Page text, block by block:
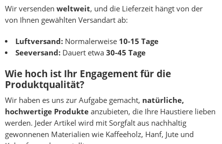
Wir versenden weltweit, und die Lieferzeit hängt von der
von Ihnen gewählten Versandart ab:
Luftversand:Normalerweise 10-15 Tage
Seeversand:Dauert etwa 30-45 Tage
Wie hoch ist Ihr Engagement für die
Produktqualität?
Wir haben es uns zur Aufgabe gemacht, natürliche,
hochwertige Produkte anzubieten, die Ihre Haustiere lieben
werden. Jeder Artikel wird mit Sorgfalt aus nachhaltig
gewonnenen Materialien wie Kaffeeholz, Hanf, Jute und